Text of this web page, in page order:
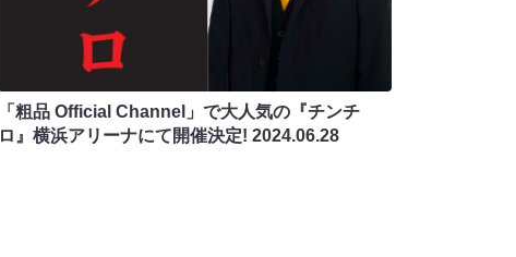
「粗品 Official Channel」で大人気の『チンチ
ロ』横浜アリーナにて開催決定! 2024.06.28